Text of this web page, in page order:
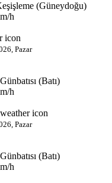
(Güneydoğu)
h
Pazar
(Batı)
h
Pazar
(Batı)
h